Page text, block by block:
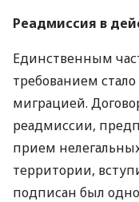
Реадмиссия в
Единственным
требованием
миграцией.
реадмиссии,
прием
территории,
подписан был